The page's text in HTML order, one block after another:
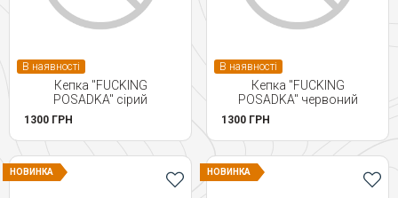
В наявності
Кепка "FUCKING
POSADKA" сірий
1300 ГРН
В наявності
Кепка "FUCKING
POSADKA" червоний
1300 ГРН
НОВИНКА НОВИНКА